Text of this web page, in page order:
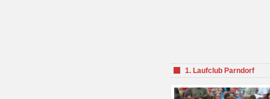
1. Laufclub Parndorf